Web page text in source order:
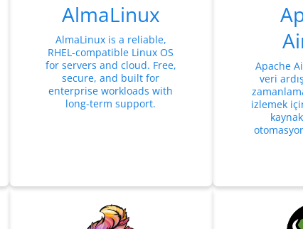
AlmaLinux
AlmaLinux is a reliable,
RHEL-compatible Linux OS
for servers and cloud. Free,
secure, and built for
enterprise workloads with
long-term support.
Apache
veri
izlemek